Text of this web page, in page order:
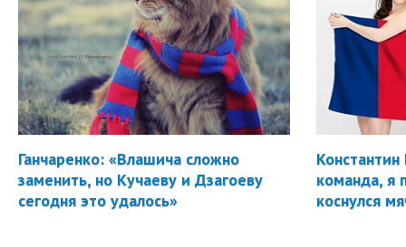
Ганчаренко: «Влашича сложно
заменить, но Кучаеву и Дзагоеву
сегодня это удалось»
Константин
команда, я
коснулся